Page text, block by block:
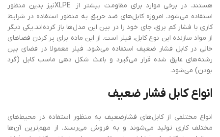
هستند. در برخی موارد برای مقاومت بیشتر از XLPEنیز بدین منظور
استفاده می‌شود. امروزه کابل‌های ضد حریق به منظور استفاده در شرایط
کاری با فشار کم برق، جای خود را در بین این مدل‌ها باز کرده‌اند.یکی دیگر
از مواد سازنده این نوع کابل، فیلر است. از این ماده برای پر کردن فضاهای
خالی در کابل فشار ضعیف استفاده می‌شود. فیلر معمولا در فضای بین
رشته‌های عایق شده قرار می‌گیرد و باعث شکل دهی ماسب کابل (گرد
بودن) می‌شود.
انواع کابل فشارضعیف
انواع مختلفی از کابل‌های فشارضعیف به منظور استفاده در محیط‌های
مختلف کاری تولید می‌شوند و به فروش می‌رسند. از مهم‌ترین آن‌ها